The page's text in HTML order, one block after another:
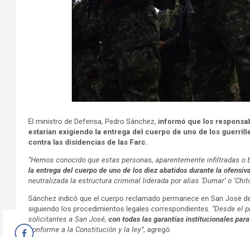
El ministro de Defensa, Pedro Sánchez, informó que los
estarían exigiendo la entrega del cuerpo de uno de los
contra las disidencias de las Farc.
“Hemos conocido que estas personas, aparentemente infiltradas o
la entrega del cuerpo de uno de los diez abatidos durante la
neutralizada la estructura criminal liderada por alias ‘Dumar’ o
Sánchez indicó que el cuerpo reclamado permanece en San José
siguiendo los procedimientos legales correspondientes. “Desde el
solicitantes a San José, con todas las garantías institucionales
conforme a la Constitución y la ley”, agregó.